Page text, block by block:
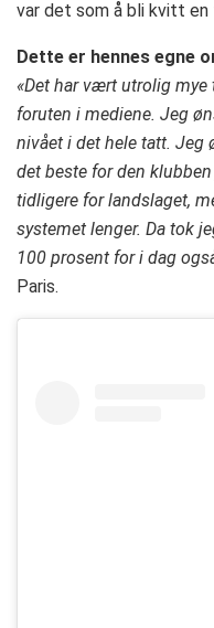
var det som å bli kvitt en
Dette er hennes egne
«Det har vært utrolig
foruten i mediene. Jeg
nivået i det hele tatt. Jeg
det beste for den
tidligere for landslaget,
systemet lenger. Da tok
100 prosent for i dag
Paris.